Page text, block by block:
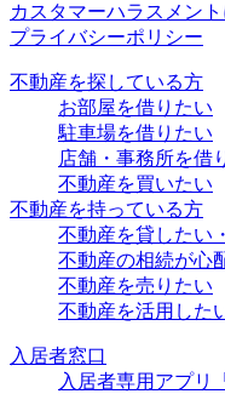
カスタマーハラスメン
プライバシーポリシー
不動産を探している方
お部屋を借りたい
駐車場を借りたい
店舗・事務所を借
不動産を買いたい
不動産を持っている方
不動産を貸したい
不動産の相続が心
不動産を売りたい
不動産を活用した
入居者窓口
入居者専用アプリ